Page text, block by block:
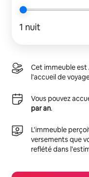
1 nuit
Cet immeuble est
l'accueil de
Vous pouvez
par an.
L'immeuble
versements que
reflété dans